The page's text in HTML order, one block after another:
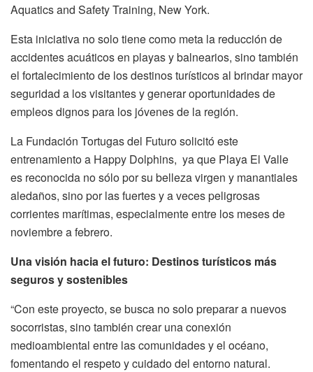
Aquatics and Safety Training, New York.
Esta iniciativa no solo tiene como meta la reducción de
accidentes acuáticos en playas y balnearios, sino también
el fortalecimiento de los destinos turísticos al brindar mayor
seguridad a los visitantes y generar oportunidades de
empleos dignos para los jóvenes de la región.
La Fundación Tortugas del Futuro solicitó este
entrenamiento a Happy Dolphins, ya que Playa El Valle
es reconocida no sólo por su belleza virgen y manantiales
aledaños, sino por las fuertes y a veces peligrosas
corrientes marítimas, especialmente entre los meses de
noviembre a febrero.
Una visión hacia el futuro: Destinos turísticos más
seguros y sostenibles
“Con este proyecto, se busca no solo preparar a nuevos
socorristas, sino también crear una conexión
medioambiental entre las comunidades y el océano,
fomentando el respeto y cuidado del entorno natural.